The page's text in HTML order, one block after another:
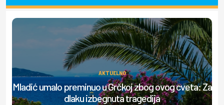
AKTUELNO
Mladić umalo preminuo u Grčkoj zbog ovog cveta: Za
dlaku izbegnuta tragedija